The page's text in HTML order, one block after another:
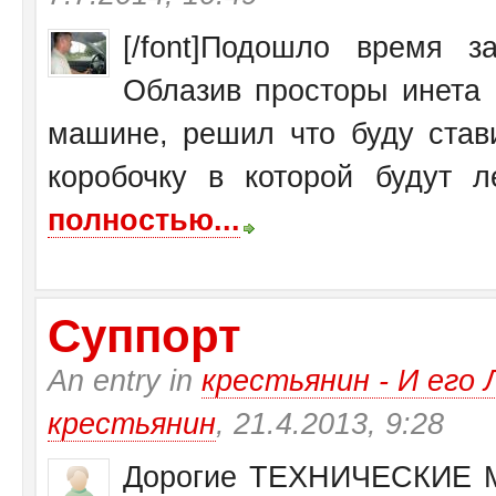
[/font]Подошло время
Облазив просторы
машине, решил что буду
коробочку в которой будут
полностью...
Суппорт
An entry in крестьянин - И
крестьянин, 21.4.2013, 9:28
Дорогие ТЕХНИЧЕСКИЕ